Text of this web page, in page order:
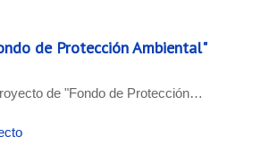
de Protección Ambiental"
de "Fondo de Protección…